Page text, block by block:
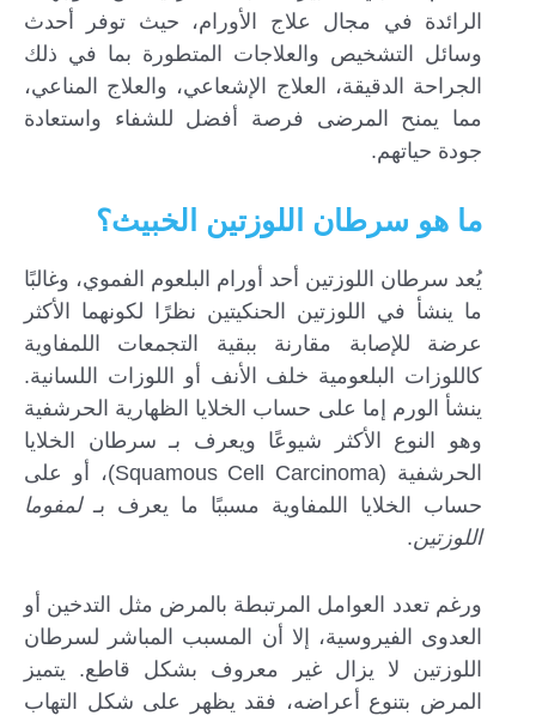
الرائدة في مجال علاج الأورام، حيث توفر أحدث
وسائل التشخيص والعلاجات المتطورة بما في ذلك
الجراحة الدقيقة، العلاج الإشعاعي، والعلاج المناعي،
مما يمنح المرضى فرصة أفضل للشفاء واستعادة
جودة حياتهم.
ما هو سرطان اللوزتين الخبيث؟
يُعد سرطان اللوزتين أحد أورام البلعوم الفموي، وغالبًا
ما ينشأ في اللوزتين الحنكيتين نظرًا لكونهما الأكثر
عرضة للإصابة مقارنة ببقية التجمعات اللمفاوية
كاللوزات البلعومية خلف الأنف أو اللوزات اللسانية.
ينشأ الورم إما على حساب الخلايا الظهارية الحرشفية
وهو النوع الأكثر شيوعًا ويعرف بـ سرطان الخلايا
الحرشفية (Squamous Cell Carcinoma)، أو على
حساب الخلايا اللمفاوية مسببًا ما يعرف بـلمفوما
اللوزتين.
ورغم تعدد العوامل المرتبطة بالمرض مثل التدخين أو
العدوى الفيروسية، إلا أن المسبب المباشر لسرطان
اللوزتين لا يزال غير معروف بشكل قاطع. يتميز
المرض بتنوع أعراضه، فقد يظهر على شكل التهاب